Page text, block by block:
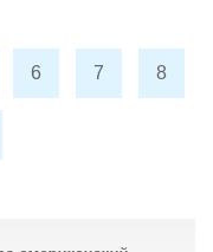
6 7 8